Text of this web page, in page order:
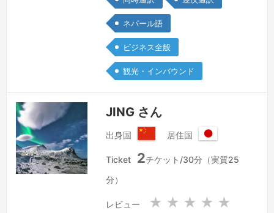
2015年に国立トリブバン大学でネパー
ル語を学び、以降ネパール語通訳や翻
訳、ネパール語での講演活動を行ってお
ります。文法的に正しいことはもちろ
ん、ネパール人の気持ちや思考パター
ン、文化を理解したうえでの翻訳・通訳
ネパール語
ビジネス全般
観光・インバウンド
JING さん
出身国
華
共
居住国
本
Ticket 2チケット/30分（実質25
分）
レビュー ★ ★ ★ ★ ★